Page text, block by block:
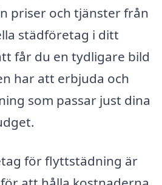
priser och tjänster från
städföretag i ditt
får du en tydligare bild
har att erbjuda och
som passar just dina
för flyttstädning är